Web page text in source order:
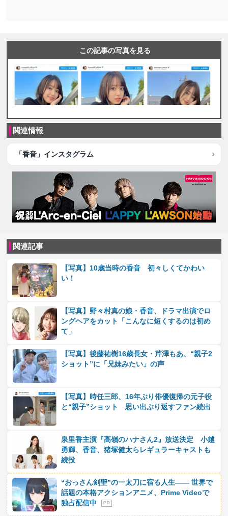
この記事の写真を見る
関連情報
「香音」インスタグラム
関連記事
【写真】10歳当時の香音 初々しくてかわい
い！
【写真】野々村真の娘・香音、ドラマ出演でロ
ングヘアをカット「こんなに短くするのは初め
て」
【写真】後藤祐樹16歳長女・芹澤もあ、“親子2
ショット”に「兄妹みたい」の声
【写真】時任三郎、16年ぶり俳優復帰の元子役
と“親子”ショット 思い出ぶり返すファン続出
泉里香主演『高嶺のハナさん2』放送決定 小越
勇輝、香音、猪塚健太らレギュラーキャストも
続投
“おっさん剣聖”の一太刀に宿る人生―― 世界で
話題の本格アクションアニメ、Prime Videoで
独占配信中
P R